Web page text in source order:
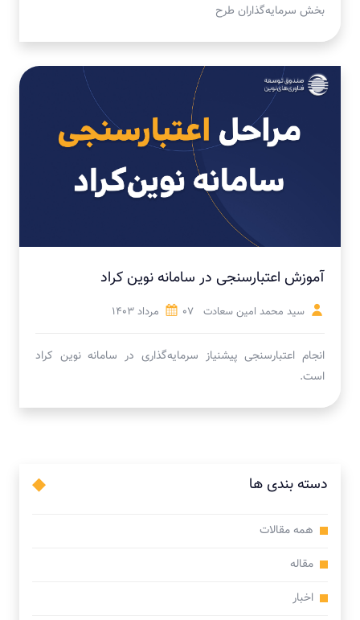
بخش سرمایه‌گذاران طرح
آموزش اعتبارسنجی در سامانه نوین کراد
سید محمد امین سعادت 07 مرداد 1403
انجام اعتبارسنجی پیشنیاز سرمایه‌گذاری در سامانه نوین کراد
است.
دسته بندی ها
همه مقالات
مقاله
اخبار